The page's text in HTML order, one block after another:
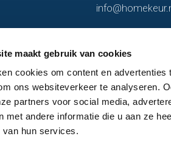
maakt gebruik van cookies
cookies om content en
ons websiteverkeer te analyseren.
partners voor social media,
met andere informatie die u aan ze
van hun services.